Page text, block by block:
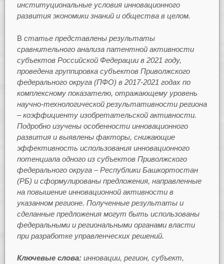
институциональные условия инновационного
развития экономики знаний и общества в целом.
В статье представлены результаты
сравнительного анализа патентной активности
субъектов Российской Федерации в 2021 году,
проведена группировка субъектов Приволжского
федерального округа (ПФО) в 2017-2021 годах по
комплексному показателю, отражающему уровень
научно-технологической результативности региона
– коэффициенту изобретательской активности.
Подробно изучены особенности инновационного
развития и выявлены факторы, снижающие
эффективность использования инновационного
потенциала одного из субъектов Приволжского
федерального округа – Республики Башкортостан
(РБ) и сформулированы предложения, направленные
на повышение инновационной активности в
указанном регионе. Полученные результаты и
сделанные предложения могут быть использованы
федеральными и региональными органами власти
при разработке управленческих решений.
Ключевые слова: инновации, регион, субъект,